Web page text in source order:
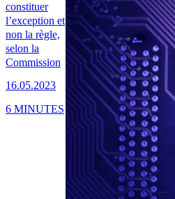
constituer
l’exception et
non la règle,
selon la
Commission
16.05.2023
6 MINUTES